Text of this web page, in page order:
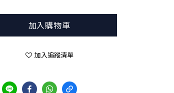
加入購物車
加入追蹤清單